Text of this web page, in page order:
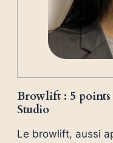
Browlift : 5
Studio
Le browlift, aussi